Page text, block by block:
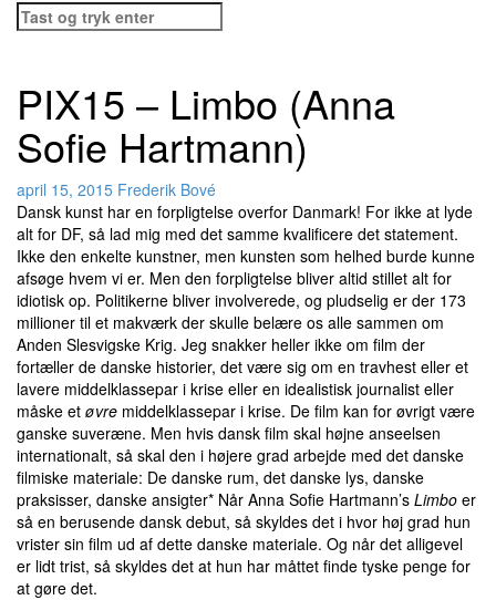
Søg
efter:
PIX15 – Limbo (Anna
Sofie Hartmann)
april 15, 2015 Frederik Bové
Dansk kunst har en forpligtelse overfor Danmark! For ikke at lyde
alt for DF, så lad mig med det samme kvalificere det statement.
Ikke den enkelte kunstner, men kunsten som helhed burde kunne
afsøge hvem vi er. Men den forpligtelse bliver altid stillet alt for
idiotisk op. Politikerne bliver involverede, og pludselig er der 173
millioner til et makværk der skulle belære os alle sammen om
Anden Slesvigske Krig. Jeg snakker heller ikke om film der
fortæller de danske historier, det være sig om en travhest eller et
lavere middelklassepar i krise eller en idealistisk journalist eller
måske et øvre middelklassepar i krise. De film kan for øvrigt være
ganske suveræne. Men hvis dansk film skal højne anseelsen
internationalt, så skal den i højere grad arbejde med det danske
filmiske materiale: De danske rum, det danske lys, danske
praksisser, danske ansigter* Når Anna Sofie Hartmann’s Limbo er
så en berusende dansk debut, så skyldes det i hvor høj grad hun
vrister sin film ud af dette danske materiale. Og når det alligevel
er lidt trist, så skyldes det at hun har måttet finde tyske penge for
at gøre det.